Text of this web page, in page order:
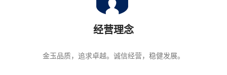
经营理念
金玉品质，追求卓越。诚信经营，稳健发展。